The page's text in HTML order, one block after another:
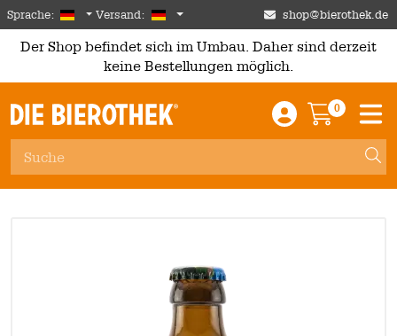
Skip to main content
Sprache: German
Versand: Deutschland shop@bierothek.de
Der Shop befindet sich im Umbau. Daher sind derzeit
keine Bestellungen möglich.
Einloggen /
0